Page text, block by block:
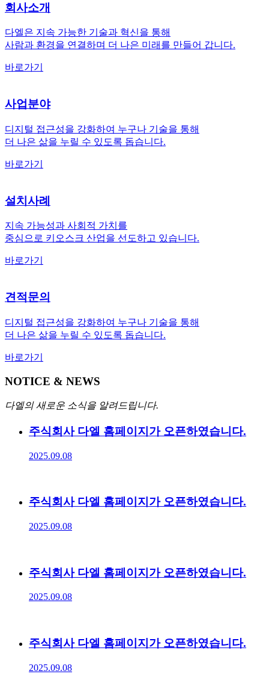
회사소개
다엘은 지속 가능한 기술과 혁신을 통해
사람과 환경을 연결하며 더 나은 미래를 만들어 갑니다.
바로가기
사업분야
디지털 접근성을 강화하여 누구나 기술을 통해
더 나은 삶을 누릴 수 있도록 돕습니다.
바로가기
설치사례
지속 가능성과 사회적 가치를
중심으로 키오스크 산업을 선도하고 있습니다.
바로가기
견적문의
디지털 접근성을 강화하여 누구나 기술을 통해
더 나은 삶을 누릴 수 있도록 돕습니다.
바로가기
NOTICE & NEWS
다엘의 새로운 소식을 알려드립니다.
주식회사 다엘 홈페이지가 오픈하였습니다.
2025.09.08
주식회사 다엘 홈페이지가 오픈하였습니다.
2025.09.08
주식회사 다엘 홈페이지가 오픈하였습니다.
2025.09.08
주식회사 다엘 홈페이지가 오픈하였습니다.
2025.09.08